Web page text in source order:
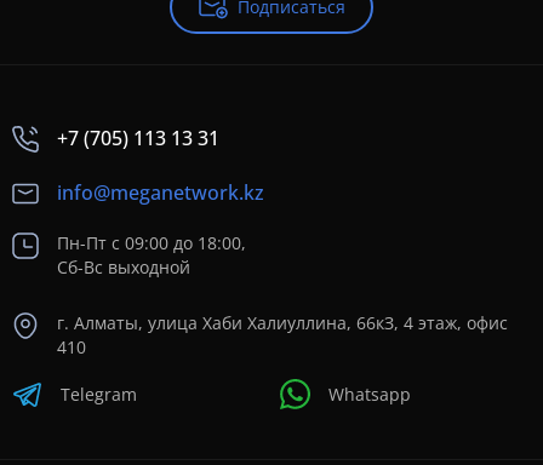
Подписаться
+7 (705) 113 13 31
info@meganetwork.kz
Пн-Пт с 09:00 до 18:00,
Сб-Вс выходной
г. Алматы, улица Хаби Халиуллина, 66кЗ, 4 этаж, офис
410
Telegram Whatsapp